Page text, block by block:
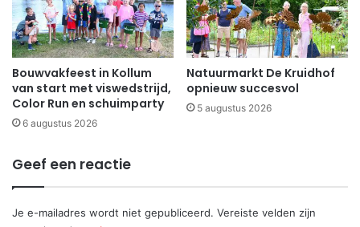
Bouwvakfeest in Kollum
van start met viswedstrijd,
Color Run en schuimparty
6 augustus 2026
Natuurmarkt De Kruidhof
opnieuw succesvol
5 augustus 2026
Geef een reactie
Je e-mailadres wordt niet gepubliceerd. Vereiste velden zijn